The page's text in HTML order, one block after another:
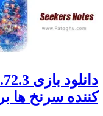
کننده سرنخ ها